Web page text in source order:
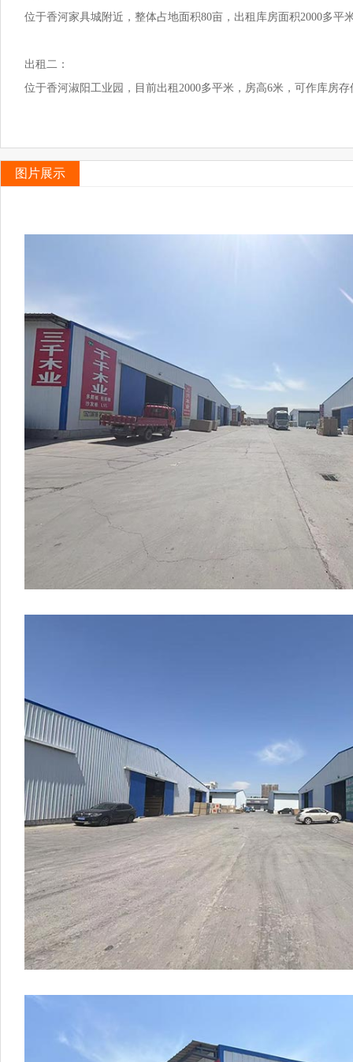
位于香河家具城附近，整体占地面积80亩，出租库房面积2000多平
出租二：
位于香河淑阳工业园，目前出租2000多平米，房高6米，可作库房
图片展示